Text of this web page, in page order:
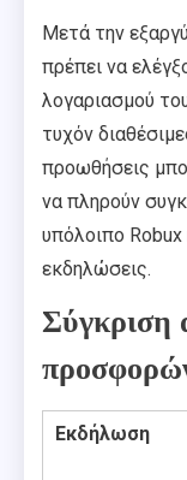
Μετά την
πρέπει να
λογαριασμού
τυχόν
προωθήσεις
να πληρούν
υπόλοιπο
εκδηλώσεις.
Σύγκριση
Εκδήλωση